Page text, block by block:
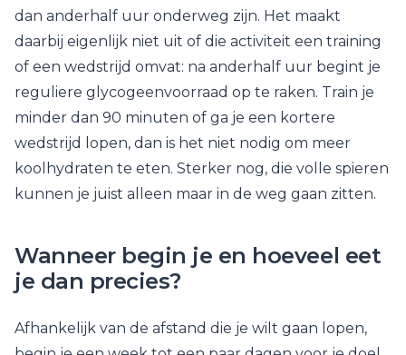
dan anderhalf uur onderweg zijn. Het maakt
daarbij eigenlijk niet uit of die activiteit een training
of een wedstrijd omvat: na anderhalf uur begint je
reguliere glycogeenvoorraad op te raken. Train je
minder dan 90 minuten of ga je een kortere
wedstrijd lopen, dan is het niet nodig om meer
koolhydraten te eten. Sterker nog, die volle spieren
kunnen je juist alleen maar in de weg gaan zitten.
Wanneer begin je en hoeveel eet
je dan precies?
Afhankelijk van de afstand die je wilt gaan lopen,